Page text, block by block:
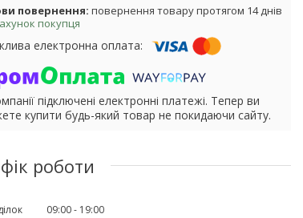
повернення товару протягом 14 днів
покупця
підключені електронні платежі. Тепер ви
купити будь-який товар не покидаючи сайту.
роботи
09:00
19:00